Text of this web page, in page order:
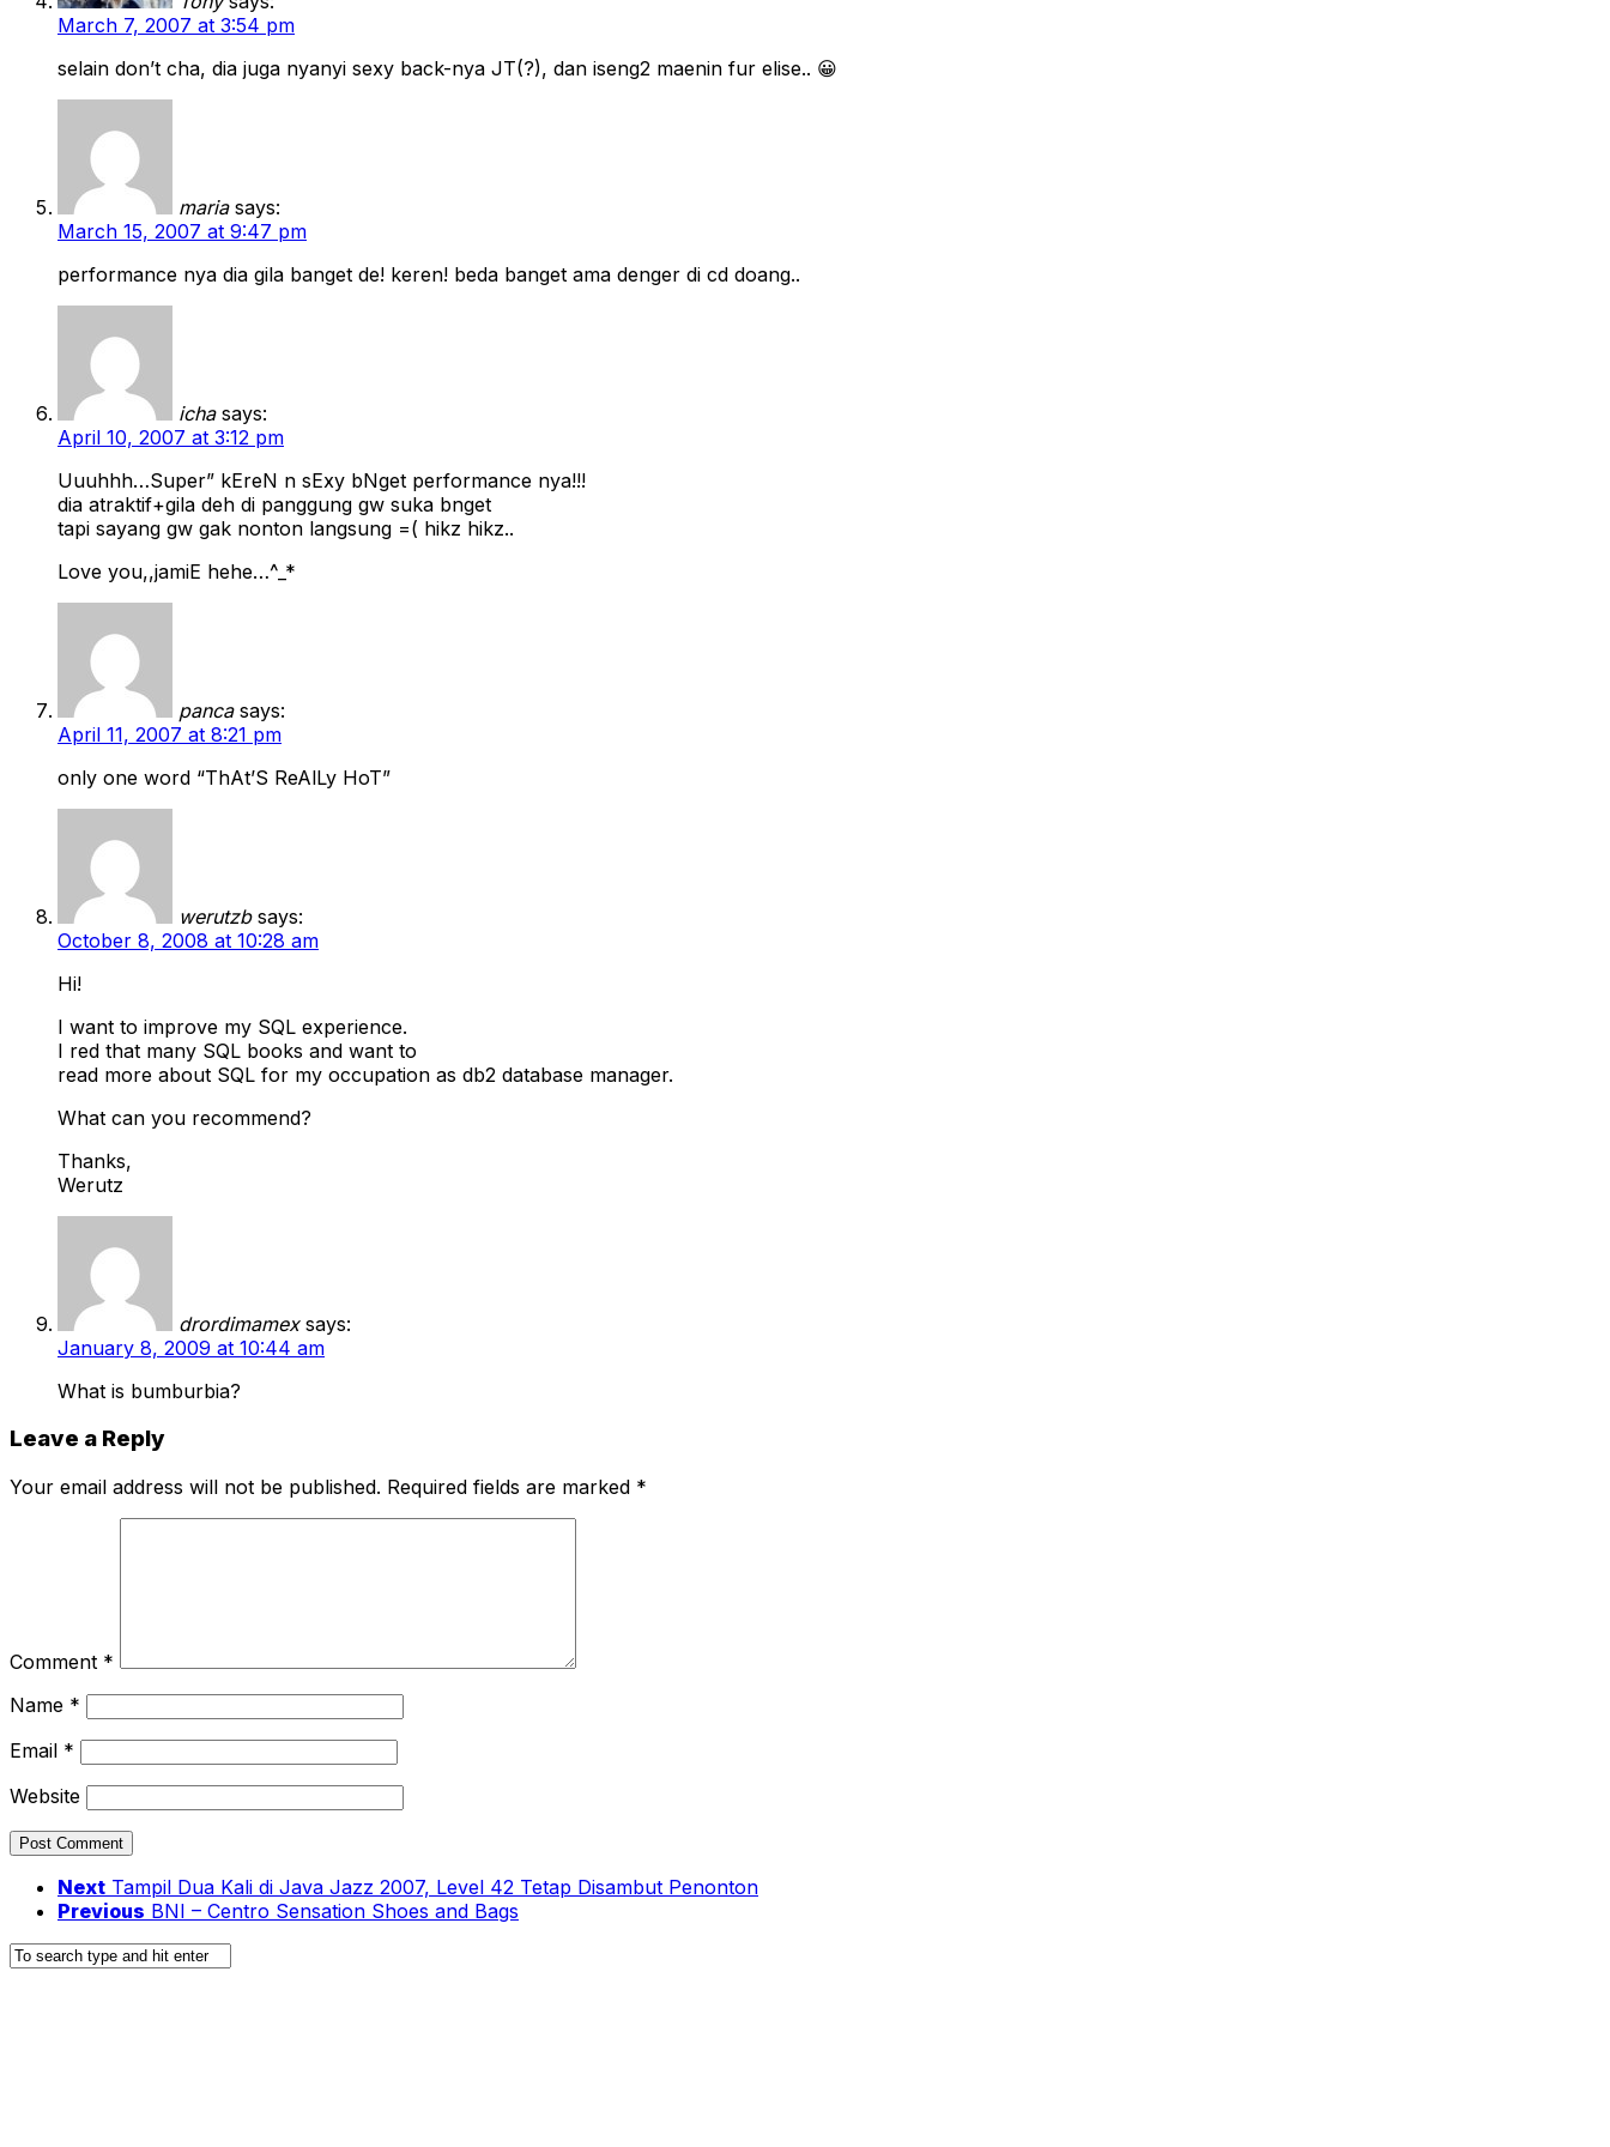
March 7, 2007 at 3:54 pm
selain don’t cha, dia juga nyanyi sexy back-nya JT(?), dan iseng2 maenin fur elise.. 😀
maria says:
March 15, 2007 at 9:47 pm
performance nya dia gila banget de! keren! beda banget ama denger di cd doang..
icha says:
April 10, 2007 at 3:12 pm
Uuuhhh…Super” kEreN n sExy bNget performance nya!!!
dia atraktif+gila deh di panggung gw suka bnget
tapi sayang gw gak nonton langsung =( hikz hikz..
Love you,,jamiE hehe…^_*
panca says:
April 11, 2007 at 8:21 pm
only one word “ThAt’S ReAlLy HoT”
werutzb says:
October 8, 2008 at 10:28 am
Hi!
I want to improve my SQL experience.
I red that many SQL books and want to
read more about SQL for my occupation as db2 database manager.
What can you recommend?
Thanks,
Werutz
drordimamex says:
January 8, 2009 at 10:44 am
What is bumburbia?
Leave a Reply
Your email address will not be published. Required fields are marked *
Comment *
Name *
Email *
Website
Next Tampil Dua Kali di Java Jazz 2007, Level 42 Tetap Disambut Penonton
Previous BNI – Centro Sensation Shoes and Bags